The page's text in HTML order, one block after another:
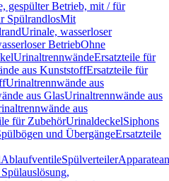
gespülter Betrieb, mit / für
SpülrandlosMit
Urinale, wasserloser
BetriebOhne
UrinaltrennwändeErsatzteile für
aus KunststoffErsatzteile für
Urinaltrennwände aus
aus GlasUrinaltrennwände aus
aus
für ZubehörUrinaldeckelSiphons
und ÜbergängeErsatzteile
AblaufventileSpülverteiler